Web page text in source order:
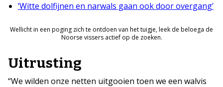
‘Witte dolfijnen en narwals gaan ook door overgang’
Wellicht in een poging zich te ontdoen van het tuigje, leek de beloega de
Noorse vissers actief op de zoeken.
Uitrusting
“We wilden onze netten uitgooien toen we een walvis